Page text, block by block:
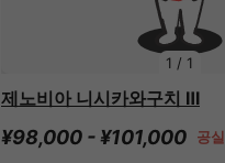
1 / 1
제노비아 니시카와구치 Ⅲ
¥98,000 - ¥101,000 공실